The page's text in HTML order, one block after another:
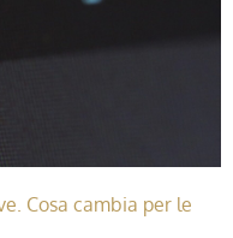
Cosa cambia per le